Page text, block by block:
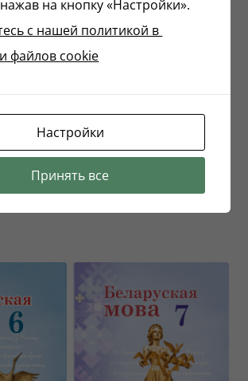
для 5
Беларуская мова
для 5 класа Частка 2
на кнопку «Настройки».
с нашей политикой в
файлов cookie
Настройки
Принять все